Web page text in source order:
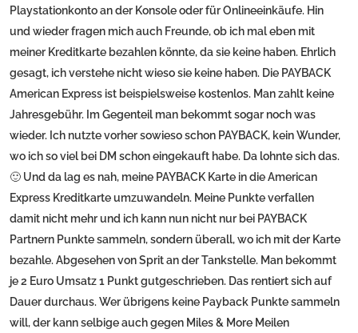
Playstationkonto an der Konsole oder für Onlineeinkäufe. Hin
und wieder fragen mich auch Freunde, ob ich mal eben mit
meiner Kreditkarte bezahlen könnte, da sie keine haben. Ehrlich
gesagt, ich verstehe nicht wieso sie keine haben. Die PAYBACK
American Express ist beispielsweise kostenlos. Man zahlt keine
Jahresgebühr. Im Gegenteil man bekommt sogar noch was
wieder. Ich nutzte vorher sowieso schon PAYBACK, kein Wunder,
wo ich so viel bei DM schon eingekauft habe. Da lohnte sich das.
🙂 Und da lag es nah, meine PAYBACK Karte in die American
Express Kreditkarte umzuwandeln. Meine Punkte verfallen
damit nicht mehr und ich kann nun nicht nur bei PAYBACK
Partnern Punkte sammeln, sondern überall, wo ich mit der Karte
bezahle. Abgesehen von Sprit an der Tankstelle. Man bekommt
je 2 Euro Umsatz 1 Punkt gutgeschrieben. Das rentiert sich auf
Dauer durchaus. Wer übrigens keine Payback Punkte sammeln
will, der kann selbige auch gegen Miles & More Meilen